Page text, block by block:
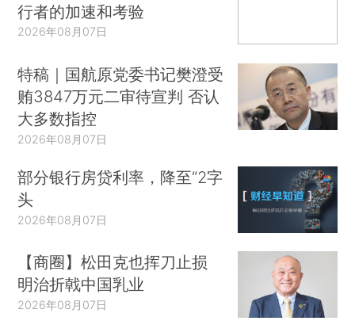
行者的加速和考验
2026年08月07日
特稿｜国航原党委书记樊澄受
贿3847万元二审待宣判 否认
大多数指控
2026年08月07日
部分银行房贷利率，降至“2字
头
2026年08月07日
【商圈】松田克也挥刀止损
明治折戟中国乳业
2026年08月07日